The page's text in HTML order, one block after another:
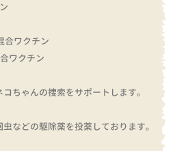
合ワクチン
ワクチン
ちゃんの捜索をサポートします。
などの駆除薬を投薬しております。